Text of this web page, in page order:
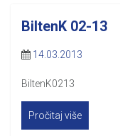
BiltenK 02-13
14.03.2013
BiltenK0213
Pročitaj više